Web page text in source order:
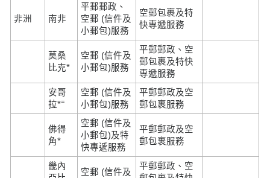
非洲 南非
平郵郵政、
空郵 (信件及
小郵包)服務
空郵包裹及特
快專遞服務
莫桑
比克*
空郵 (信件及
小郵包)服務
平郵郵政、空
郵包裹及特快
專遞服務
安哥
拉*=
空郵 (信件及
小郵包)服務
平郵郵政及空
郵包裹服務
佛得
角*
空郵 (信件及
小郵包)及特
快專遞服務
平郵郵政及空
郵包裹服務
畿內
空郵 (信件及
平郵郵政、空